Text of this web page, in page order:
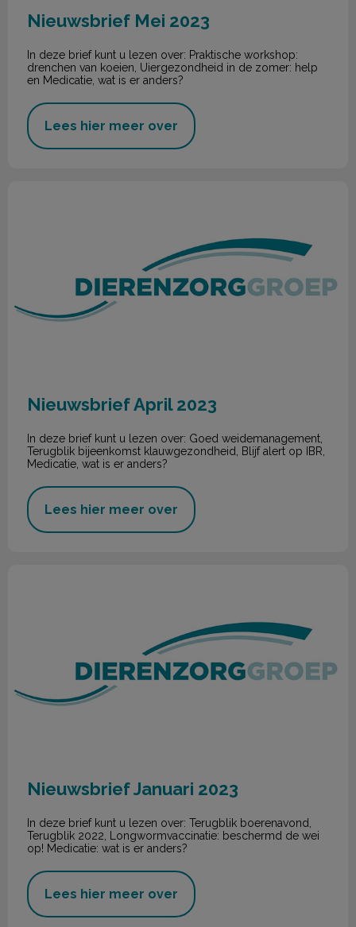
Nieuwsbrief Mei 2023
In deze brief kunt u lezen over: Praktische workshop:
drenchen van koeien, Uiergezondheid in de zomer: help
en Medicatie, wat is er anders?
Lees hier meer over
Nieuwsbrief April 2023
In deze brief kunt u lezen over: Goed weidemanagement,
Terugblik bijeenkomst klauwgezondheid, Blijf alert op IBR,
Medicatie, wat is er anders?
Lees hier meer over
Nieuwsbrief Januari 2023
In deze brief kunt u lezen over: Terugblik boerenavond,
Terugblik 2022, Longwormvaccinatie: beschermd de wei
op! Medicatie: wat is er anders?
Lees hier meer over